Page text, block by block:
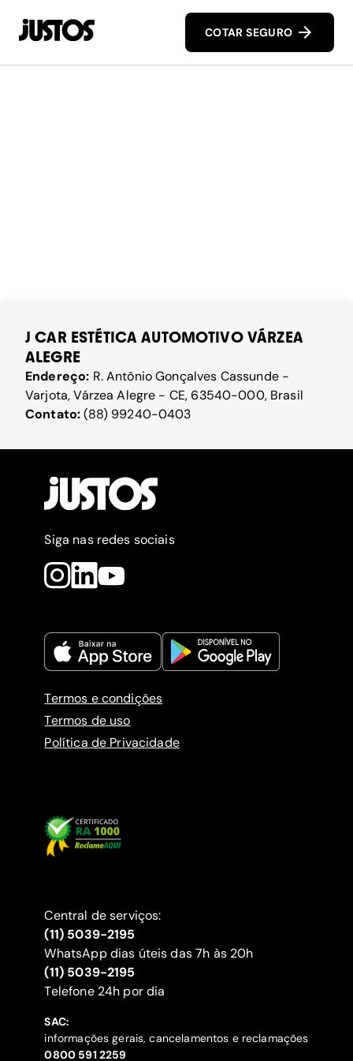
COTAR SEGURO
J CAR ESTÉTICA AUTOMOTIVO VÁRZEA
ALEGRE
Endereço: R. Antônio Gonçalves Cassunde -
Varjota, Várzea Alegre - CE, 63540-000, Brasil
Contato:(88) 99240-0403
Siga nas redes sociais
Termos e condições
Termos de uso
Política de Privacidade
Central de serviços:
(11) 5039-2195
WhatsApp dias úteis das 7h às 20h
(11) 5039-2195
‍Telefone 24h por dia
SAC:
informações gerais, cancelamentos e reclamações
‍0800 591 2259